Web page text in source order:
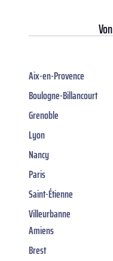
Von
Aix-en-Provence
Boulogne-Billancourt
Grenoble
Lyon
Nancy
Paris
Saint-Étienne
Villeurbanne
Amiens
Brest